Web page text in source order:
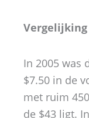
Vergelijking
In 2005 was
$7.50 in de
met ruim
de $43 ligt.